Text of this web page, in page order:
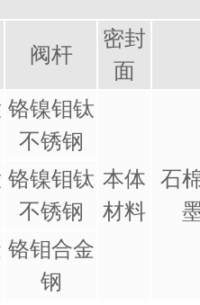
阀杆
密封
面
铬镍钼钛
不锈钢
本体
材料
石
铬镍钼钛
不锈钢
铬钼合金
钢